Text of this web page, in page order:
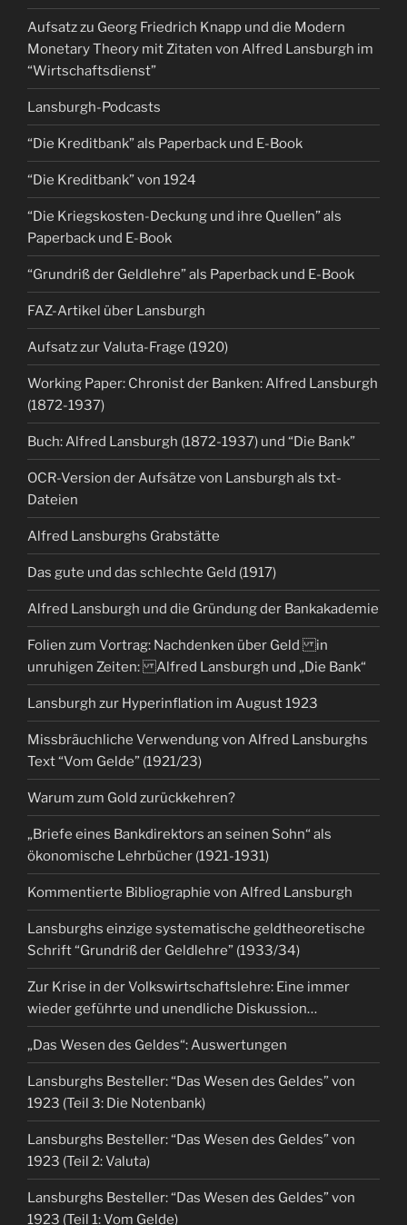
Aufsatz zu Georg Friedrich Knapp und die Modern
Monetary Theory mit Zitaten von Alfred Lansburgh im
“Wirtschaftsdienst”
Lansburgh-Podcasts
“Die Kreditbank” als Paperback und E-Book
“Die Kreditbank” von 1924
“Die Kriegskosten-Deckung und ihre Quellen” als
Paperback und E-Book
“Grundriß der Geldlehre” als Paperback und E-Book
FAZ-Artikel über Lansburgh
Aufsatz zur Valuta-Frage (1920)
Working Paper: Chronist der Banken: Alfred Lansburgh
(1872-1937)
Buch: Alfred Lansburgh (1872-1937) und “Die Bank”
OCR-Version der Aufsätze von Lansburgh als txt-
Dateien
Alfred Lansburghs Grabstätte
Das gute und das schlechte Geld (1917)
Alfred Lansburgh und die Gründung der Bankakademie
Folien zum Vortrag: Nachdenken über Geld in
unruhigen Zeiten: Alfred Lansburgh und „Die Bank“
Lansburgh zur Hyperinflation im August 1923
Missbräuchliche Verwendung von Alfred Lansburghs
Text “Vom Gelde” (1921/23)
Warum zum Gold zurückkehren?
„Briefe eines Bankdirektors an seinen Sohn“ als
ökonomische Lehrbücher (1921-1931)
Kommentierte Bibliographie von Alfred Lansburgh
Lansburghs einzige systematische geldtheoretische
Schrift “Grundriß der Geldlehre” (1933/34)
Zur Krise in der Volkswirtschaftslehre: Eine immer
wieder geführte und unendliche Diskussion…
„Das Wesen des Geldes“: Auswertungen
Lansburghs Besteller: “Das Wesen des Geldes” von
1923 (Teil 3: Die Notenbank)
Lansburghs Besteller: “Das Wesen des Geldes” von
1923 (Teil 2: Valuta)
Lansburghs Besteller: “Das Wesen des Geldes” von
1923 (Teil 1: Vom Gelde)